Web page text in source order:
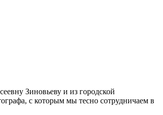
Зиновьеву и из городской
с которым мы тесно сотрудничаем в